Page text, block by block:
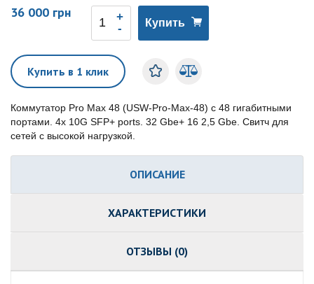
36 000 грн
Купить
Купить в 1 клик
Коммутатор Pro Max 48 (USW-Pro-Max-48) с 48 гигабитными
портами. 4x 10G SFP+ ports. 32 Gbe+ 16 2,5 Gbe. Свитч для
сетей с высокой нагрузкой.
ОПИСАНИЕ
ХАРАКТЕРИСТИКИ
ОТЗЫВЫ (0)